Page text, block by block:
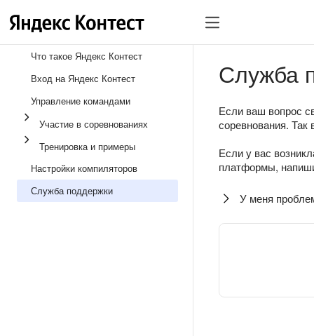
Что такое Яндекс Контест
Вход на Яндекс Контест
Управление командами
Участие в соревнованиях
Тренировка и примеры
Настройки компиляторов
Служба поддержки
Служба
Если ваш вопрос
соревнования. Так
Если у вас
платформы,
У меня